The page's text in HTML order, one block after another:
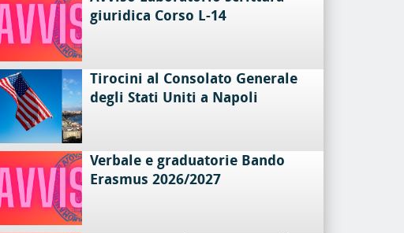
giuridica Corso L-14
Tirocini al Consolato Generale
degli Stati Uniti a Napoli
Verbale e graduatorie Bando
Erasmus 2026/2027